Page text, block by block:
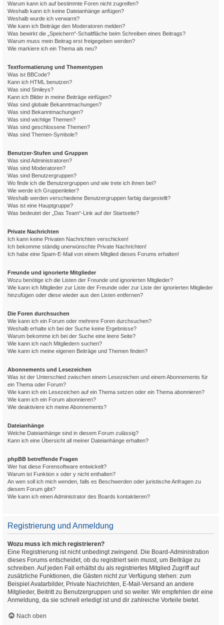
Warum kann ich auf bestimmte Foren nicht zugreifen?
Weshalb kann ich keine Dateianhänge anfügen?
Weshalb wurde ich verwarnt?
Wie kann ich Beiträge den Moderatoren melden?
Was bewirkt die „Speichern“-Schaltfläche beim Schreiben eines Beitrags?
Warum muss mein Beitrag erst freigegeben werden?
Wie markiere ich ein Thema als neu?
Textformatierung und Thementypen
Was ist BBCode?
Kann ich HTML benutzen?
Was sind Smileys?
Kann ich Bilder in meine Beiträge einfügen?
Was sind globale Bekanntmachungen?
Was sind Bekanntmachungen?
Was sind wichtige Themen?
Was sind geschlossene Themen?
Was sind Themen-Symbole?
Benutzer-Stufen und Gruppen
Was sind Administratoren?
Was sind Moderatoren?
Was sind Benutzergruppen?
Wo finde ich die Benutzergruppen und wie trete ich ihnen bei?
Wie werde ich Gruppenleiter?
Weshalb werden verschiedene Benutzergruppen farbig dargestellt?
Was ist eine Hauptgruppe?
Was bedeutet der „Das Team“-Link auf der Startseite?
Private Nachrichten
Ich kann keine Privaten Nachrichten verschicken!
Ich bekomme ständig unerwünschte Private Nachrichten!
Ich habe eine Spam-E-Mail von einem Mitglied dieses Forums erhalten!
Freunde und ignorierte Mitglieder
Wozu benötige ich die Listen der Freunde und ignorierten Mitglieder?
Wie kann ich Mitglieder zur Liste der Freunde oder zur Liste der ignorierten Mitglieder
hinzufügen oder diese wieder aus den Listen entfernen?
Die Foren durchsuchen
Wie kann ich ein Forum oder mehrere Foren durchsuchen?
Weshalb erhalte ich bei der Suche keine Ergebnisse?
Warum bekomme ich bei der Suche eine leere Seite?
Wie kann ich nach Mitgliedern suchen?
Wie kann ich meine eigenen Beiträge und Themen finden?
Abonnements und Lesezeichen
Was ist der Unterschied zwischen einem Lesezeichen und einem Abonnements für
ein Thema oder Forum?
Wie kann ich ein Lesezeichen auf ein Thema setzen oder ein Thema abonnieren?
Wie kann ich ein Forum abonnieren?
Wie deaktiviere ich meine Abonnements?
Dateianhänge
Welche Dateianhänge sind in diesem Forum zulässig?
Kann ich eine Übersicht all meiner Dateianhänge erhalten?
phpBB betreffende Fragen
Wer hat diese Forensoftware entwickelt?
Warum ist Funktion x oder y nicht enthalten?
An wen soll ich mich wenden, falls es Beschwerden oder juristische Anfragen zu
diesem Forum gibt?
Wie kann ich einen Administrator des Boards kontaktieren?
Registrierung und Anmeldung
Wozu muss ich mich registrieren?
Eine Registrierung ist nicht unbedingt zwingend. Die Board-Administration
dieses Forums entscheidet, ob du registriert sein musst, um Beiträge zu
schreiben. Auf jeden Fall erhältst du als registriertes Mitglied Zugriff auf
zusätzliche Funktionen, die Gästen nicht zur Verfügung stehen: zum
Beispiel Avatarbilder, Private Nachrichten, E-Mail-Versand an andere
Mitglieder, Beitritt zu Benutzergruppen und so weiter. Wir empfehlen dir eine
Anmeldung, da sie schnell erledigt ist und dir zahlreiche Vorteile bietet.
Nach oben